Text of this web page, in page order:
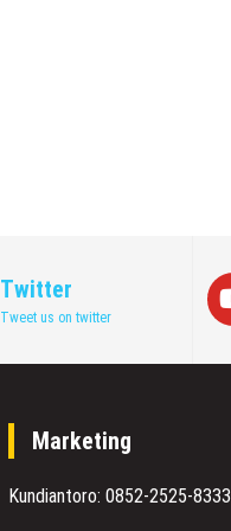
Twitter
Tweet us on twitter
Marketing
Kundiantoro: 0852-2525-8333